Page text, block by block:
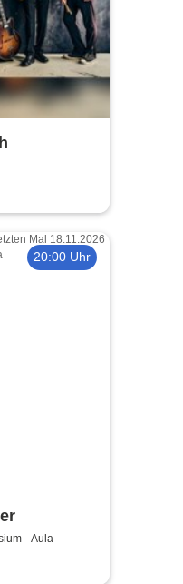
20:00 Uhr
- Aula